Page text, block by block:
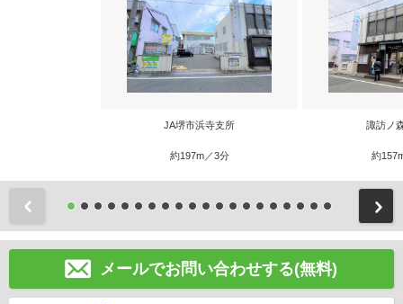
JA堺市浜寺支所
約197m／3分
諏訪ノ
約
メールでお問い合わせする(無料)